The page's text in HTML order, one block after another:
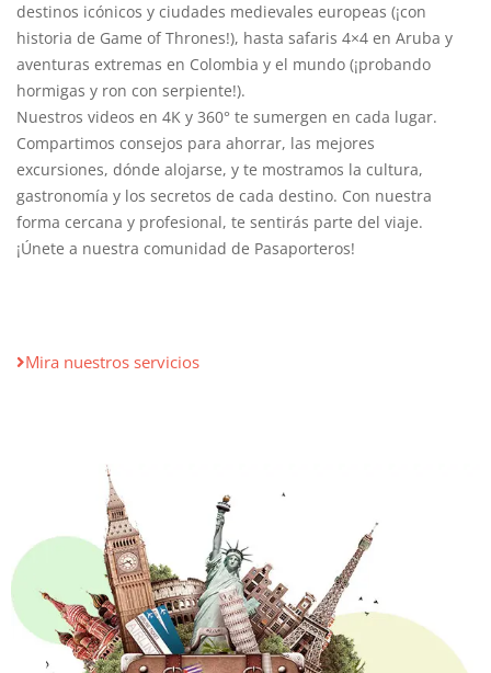
destinos icónicos y ciudades medievales europeas (¡con
historia de Game of Thrones!), hasta safaris 4×4 en Aruba y
aventuras extremas en Colombia y el mundo (¡probando
hormigas y ron con serpiente!).
Nuestros videos en 4K y 360° te sumergen en cada lugar.
Compartimos consejos para ahorrar, las mejores
excursiones, dónde alojarse, y te mostramos la cultura,
gastronomía y los secretos de cada destino. Con nuestra
forma cercana y profesional, te sentirás parte del viaje.
¡Únete a nuestra comunidad de Pasaporteros!
Mira nuestros servicios